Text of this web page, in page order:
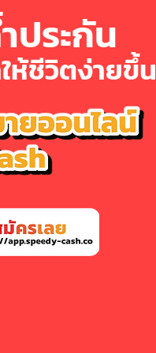
ห้ชีวิตง่ายขึ้น
ระกัน